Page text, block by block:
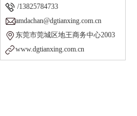
/13825784733
amdachan@dgtianxing.com.cn
东莞市莞城区地王商务中心2003
www.dgtianxing.com.cn